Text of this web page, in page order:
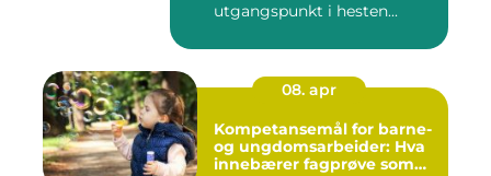
utgangspunkt i hesten...
08. apr
Kompetansemål for barne-
og ungdomsarbeider: Hva
innebærer fagprøve som